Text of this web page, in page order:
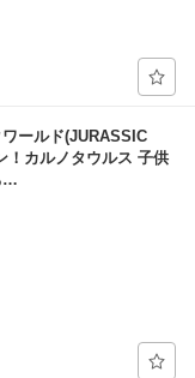
ールド(JURASSIC
カルノタウルス 子供
…